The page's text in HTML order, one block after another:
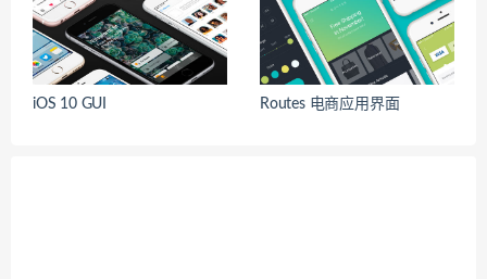
iOS 10 GUI Routes 电商应用界面